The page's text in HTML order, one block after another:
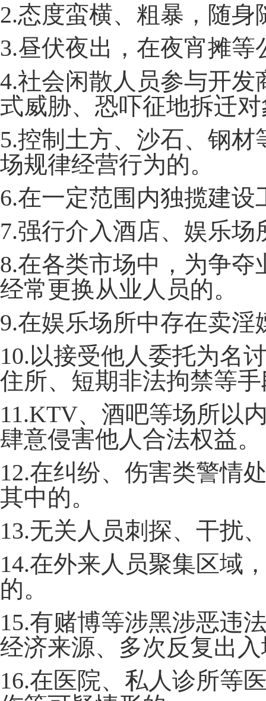
2.态度蛮横、粗暴，随
3.昼伏夜出，在夜宵摊
4.社会闲散人员参与开
式威胁、恐吓征地拆迁
5.控制土方、沙石、钢
场规律经营行为的。
6.在一定范围内独揽建
7.强行介入酒店、娱乐
8.在各类市场中，为争
经常更换从业人员的。
9.在娱乐场所中存在卖
10.以接受他人委托为名
住所、短期非法拘禁等
11.KTV、酒吧等场所以
肆意侵害他人合法权益。
12.在纠纷、伤害类警情
其中的。
13.无关人员刺探、干扰
14.在外来人员聚集区域
的。
15.有赌博等涉黑涉恶违
经济来源、多次反复出
16.在医院、私人诊所等